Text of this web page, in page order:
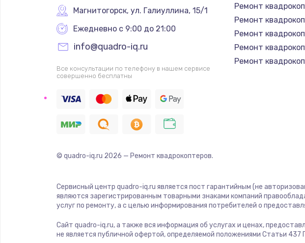
Магнитогорск, ул. Галиуллина, 15/1
Ежедневно с 9:00 до 21:00
info@quadro-iq.ru
Все консультации по телефону в нашем сервисе
совершенно бесплатны
Ремонт
Ремонт
Ремонт
Ремонт
Ремонт
© quadro-iq.ru 2026 — Ремонт квадрокоптеров.
Сервисный центр quadro-iq.ru является пост гарантийным (не
являются зарегистрированным товарными знаками компаний
услуг по ремонту, а с целью информирования потребителей о
Сайт quadro-iq.ru, а также вся информация об услугах и ценах,
не является публичной офертой, определяемой положениями Статьи